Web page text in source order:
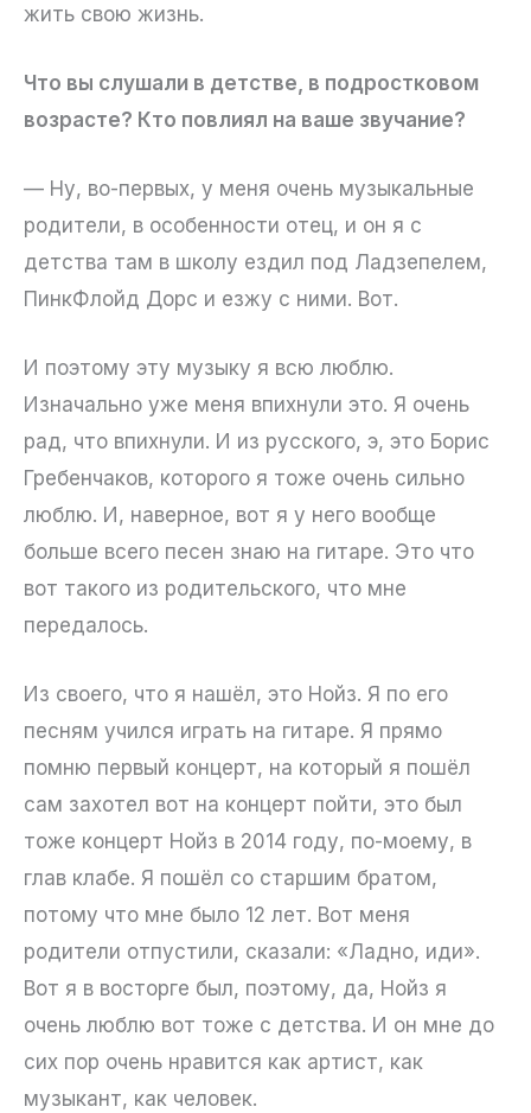
жить свою жизнь.
Что вы слушали в детстве, в подростковом
возрасте? Кто повлиял на ваше звучание?
— Ну, во-первых, у меня очень музыкальные
родители, в особенности отец, и он я с
детства там в школу ездил под Ладзепелем,
ПинкФлойд Дорс и езжу с ними. Вот.
И поэтому эту музыку я всю люблю.
Изначально уже меня впихнули это. Я очень
рад, что впихнули. И из русского, э, это Борис
Гребенчаков, которого я тоже очень сильно
люблю. И, наверное, вот я у него вообще
больше всего песен знаю на гитаре. Это что
вот такого из родительского, что мне
передалось.
Из своего, что я нашёл, это Нойз. Я по его
песням учился играть на гитаре. Я прямо
помню первый концерт, на который я пошёл
сам захотел вот на концерт пойти, это был
тоже концерт Нойз в 2014 году, по-моему, в
глав клабе. Я пошёл со старшим братом,
потому что мне было 12 лет. Вот меня
родители отпустили, сказали: «Ладно, иди».
Вот я в восторге был, поэтому, да, Нойз я
очень люблю вот тоже с детства. И он мне до
сих пор очень нравится как артист, как
музыкант, как человек.